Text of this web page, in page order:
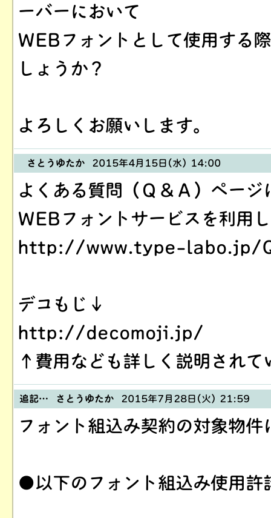
ーバーにおいて
WEBフォントとして使用する
しょうか？
よろしくお願いします。
さとうゆたか 2015年4月15日(水) 14:00
よくある質問（Ｑ＆Ａ）ペー
WEBフォントサービスを利用
http://www.type-labo.jp/
デコもじ↓
http://decomoji.jp/
↑費用なども詳しく説明されて
追記… さとうゆたか 2015年7月28日(火) 21:59
フォント組込み契約の対象物
●以下のフォント組込み使用許